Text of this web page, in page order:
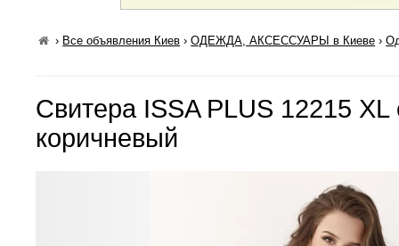
› Все объявления Киев ›ОДЕЖДА, АКСЕССУАРЫ в Киеве ›
Свитера ISSA PLUS 12215 XL
коричневый